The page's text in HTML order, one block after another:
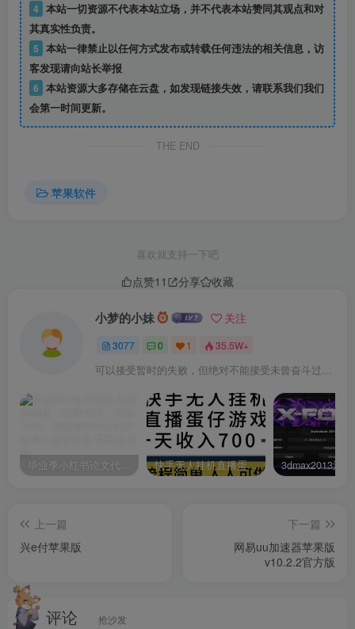
上海松江苹果版是一款为松江区市民朋友量身定制的新闻类
软件，以发布信息、服务名生为理念，它包含推荐、公告、
政情、G60、城事等众多分类，用户可以看到权威的新闻报
道，有趣的搞笑新闻，或者最新的政务发布，并且每篇文章
都支持评论、分享、收藏、点赞功能，方便用户发表对新闻
站、松江等媒体平台，可以最快的速度带来新鲜的新闻，还
1、最新全面的信息全都应有尽有，发布最新本地各种信息和
相应的民生服务
2、多样化的功能更加的齐全，采用多种形式为你推送社会各
3、实时发布各种权威信息，还有大家最关注的社会的热点满
5、民与政府之间可以通过这款软件进行沟通
6、简单的业务办理，方便了松江地区的居民生活
软件优势
4 本站一切资源不代表本站立场，并不代表本站赞同其观点和对
其真实性负责。
5 本站一律禁止以任何方式发布或转载任何违法的相关信息，访
客发现请向站长举报
6 本站资源大多存储在云盘，如发现链接失效，请联系我们我们
会第一时间更新。
THE END
苹果软件
喜欢就支持一下吧
点赞11 分享 收藏
小梦的小妹 关注
3077 0 1 35.5W+
快手无人挂机直播蛋仔游戏，一天收入700+流程简单人人可做（送10G素材）
上一篇
兴e付苹果版
下一篇
网易uu加速器苹果版
v10.2.2官方版
评论 抢沙发